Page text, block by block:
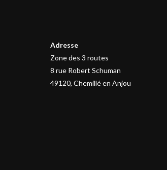
Adresse
Zone des 3 routes
8 rue Robert Schuman
49120, Chemillé en Anjou